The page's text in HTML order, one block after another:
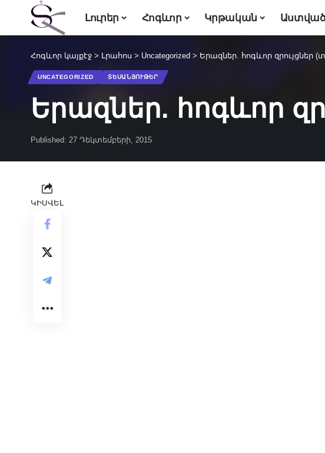
Լուրեր Հոգևոր Կրթական
Հոգևոր կայքէջ > Լրահոս > Uncategorized > Երազներ. հոգևոր զրույցներ
UNCATEGORIZED ՏԵՍԱՆՅՈՒԹԵՐ
Երազներ. հոգևոր
Published: 27 Դեկտեմբերի, 2015
ԿԻՍՎԵԼ